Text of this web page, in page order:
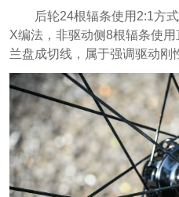
后轮24根辐条使用2:1方
X编法，非驱动侧8根辐条使
兰盘成切线，属于强调驱动刚